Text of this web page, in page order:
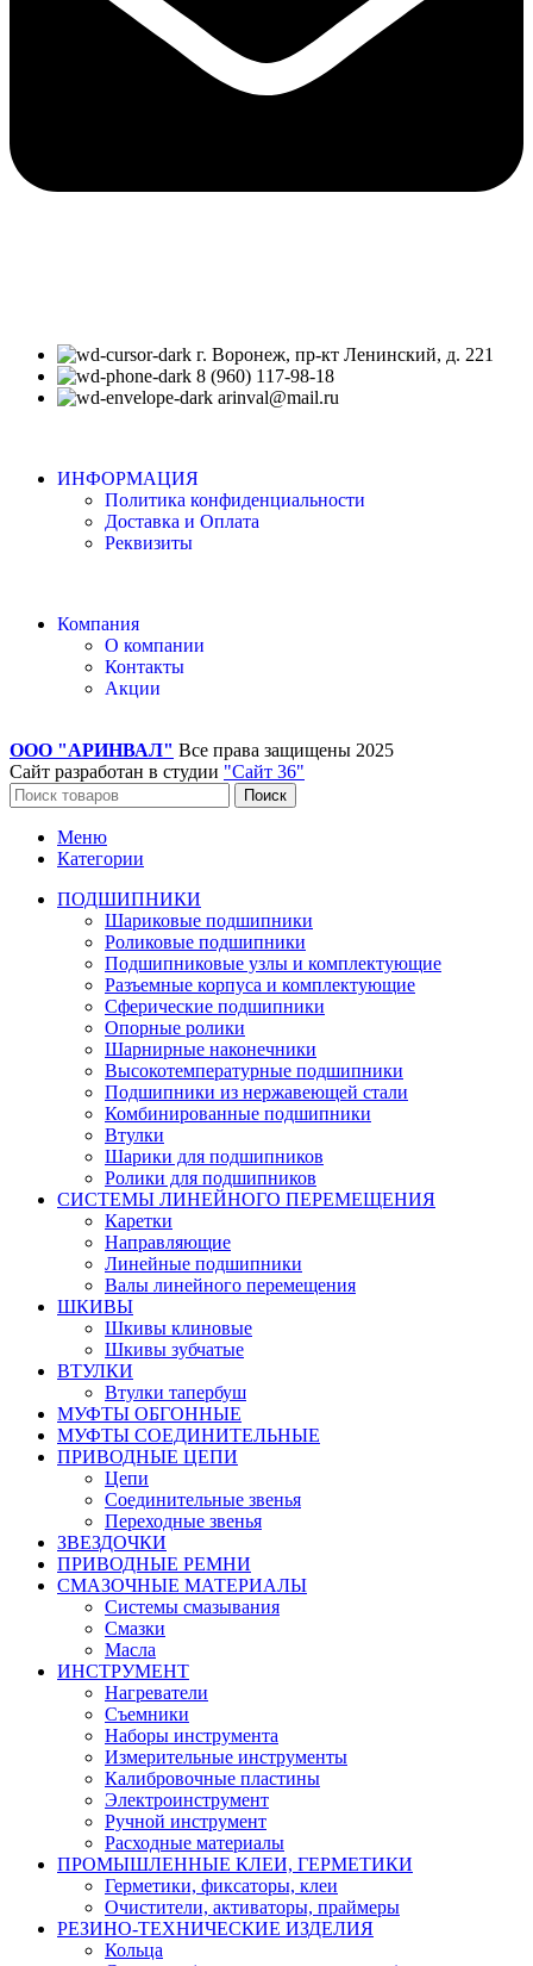
г. Воронеж, пр-кт Ленинский, д. 221
8 (960) 117-98-18
arinval@mail.ru
ИНФОРМАЦИЯ
Политика конфиденциальности
Доставка и Оплата
Реквизиты
Компания
О компании
Контакты
Акции
ООО "АРИНВАЛ" Все права защищены 2025
Сайт разработан в студии "Сайт 36"
Поиск
Меню
Категории
ПОДШИПНИКИ
Шариковые подшипники
Роликовые подшипники
Подшипниковые узлы и комплектующие
Разъемные корпуса и комплектующие
Сферические подшипники
Опорные ролики
Шарнирные наконечники
Высокотемпературные подшипники
Подшипники из нержавеющей стали
Комбинированные подшипники
Втулки
Шарики для подшипников
Ролики для подшипников
СИСТЕМЫ ЛИНЕЙНОГО ПЕРЕМЕЩЕНИЯ
Каретки
Направляющие
Линейные подшипники
Валы линейного перемещения
ШКИВЫ
Шкивы клиновые
Шкивы зубчатые
ВТУЛКИ
Втулки тапербуш
МУФТЫ ОБГОННЫЕ
МУФТЫ СОЕДИНИТЕЛЬНЫЕ
ПРИВОДНЫЕ ЦЕПИ
Цепи
Соединительные звенья
Переходные звенья
ЗВЕЗДОЧКИ
ПРИВОДНЫЕ РЕМНИ
СМАЗОЧНЫЕ МАТЕРИАЛЫ
Системы смазывания
Смазки
Масла
ИНСТРУМЕНТ
Нагреватели
Съемники
Наборы инструмента
Измерительные инструменты
Калибровочные пластины
Электроинструмент
Ручной инструмент
Расходные материалы
ПРОМЫШЛЕННЫЕ КЛЕИ, ГЕРМЕТИКИ
Герметики, фиксаторы, клеи
Очистители, активаторы, праймеры
РЕЗИНО-ТЕХНИЧЕСКИЕ ИЗДЕЛИЯ
Кольца